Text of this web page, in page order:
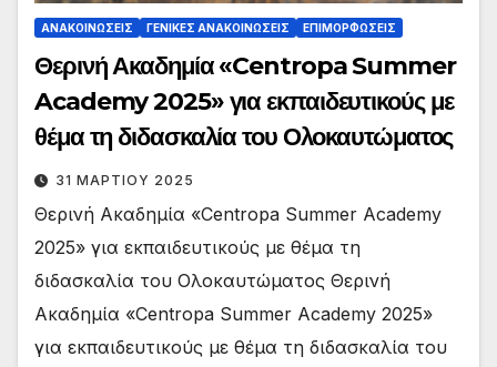
ΑΝΑΚΟΙΝΏΣΕΙΣ ΓΕΝΙΚΈΣ ΑΝΑΚΟΙΝΏΣΕΙΣ ΕΠΙΜΟΡΦΏΣΕΙΣ
Θερινή Ακαδημία «Centropa Summer
Academy 2025» για εκπαιδευτικούς με
θέμα τη διδασκαλία του Ολοκαυτώματος
31 ΜΑΡΤΊΟΥ 2025
Θερινή Ακαδημία «Centropa Summer Academy
2025» για εκπαιδευτικούς με θέμα τη
διδασκαλία του Ολοκαυτώματος Θερινή
Ακαδημία «Centropa Summer Academy 2025»
για εκπαιδευτικούς με θέμα τη διδασκαλία του